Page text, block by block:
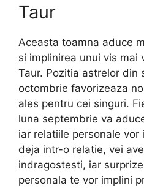
Taur
Aceasta toamna aduce
si implinirea unui vis mai
Taur. Pozitia astrelor din
octombrie favorizeaza
ales pentru cei singuri.
luna septembrie va
iar relatiile personale vor
deja intr-o relatie, vei
indragostesti, iar
personala te vor implini